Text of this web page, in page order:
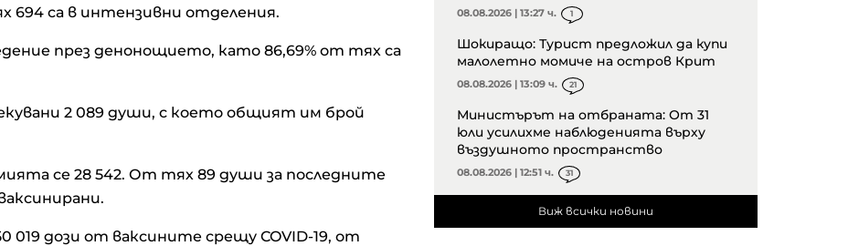
694 са в интензивни отделения.
през денонощието, като 86,69% от тях са
2 089 души, с което общият им брой
се 28 542. От тях 89 души за последните
019 дози от ваксините срещу COVID-19, от
08.08.2026 | 13:27 ч. 1
Шокиращо: Турист предложил да купи
малолетно момиче на остров Крит
08.08.2026 | 13:09 ч. 21
Министърът на отбраната: От 31
юли усилихме наблюденията върху
въздушното пространство
08.08.2026 | 12:51 ч. 31
Виж всички новини